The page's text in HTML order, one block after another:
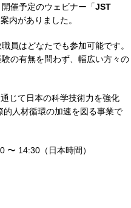
催予定のウェビナー「JST
内がありました。
員はどなたでも参加可能です。
の有無を問わず、幅広い方々の
じて日本の科学技術力を強化
的人材循環の加速を図る事業で
14:30（日本時間）